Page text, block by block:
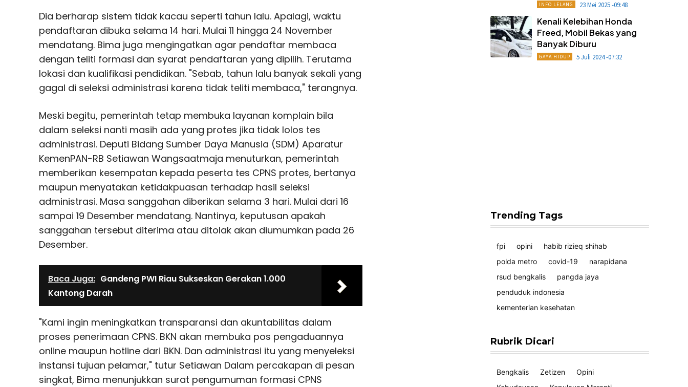
Dia berharap sistem tidak kacau seperti tahun lalu. Apalagi, waktu
pendaftaran dibuka selama 14 hari. Mulai 11 hingga 24 November
mendatang. Bima juga mengingatkan agar pendaftar membaca
dengan teliti formasi dan syarat pendaftaran yang dipilih. Terutama
lokasi dan kualifikasi pendidikan. "Sebab, tahun lalu banyak sekali yang
gagal di seleksi administrasi karena tidak teliti membaca," terangnya.
Meski begitu, pemerintah tetap membuka layanan komplain bila
dalam seleksi nanti masih ada yang protes jika tidak lolos tes
administrasi. Deputi Bidang Sumber Daya Manusia (SDM) Aparatur
KemenPAN-RB Setiawan Wangsaatmaja menuturkan, pemerintah
memberikan kesempatan kepada peserta tes CPNS protes, bertanya
maupun menyatakan ketidakpuasan terhadap hasil seleksi
administrasi. Masa sanggahan diberikan selama 3 hari. Mulai dari 16
sampai 19 Desember mendatang. Nantinya, keputusan apakah
sanggahan tersebut diterima atau ditolak akan diumumkan pada 26
Desember.
Baca Juga: Gandeng PWI Riau Sukseskan Gerakan 1.000
Kantong Darah
"Kami ingin meningkatkan transparansi dan akuntabilitas dalam
proses penerimaan CPNS. BKN akan membuka pos pengaduannya
online maupun hotline dari BKN. Dan administrasi itu yang menyeleksi
instansi tujuan pelamar," tutur Setiawan Dalam percakapan di pesan
singkat, Bima menunjukkan surat pengumuman formasi CPNS
INFO LELANG 23 Mei 2025 -09:48
Kenali Kelebihan Honda
Freed, Mobil Bekas yang
Banyak Diburu
GAYA HIDUP 5 Juli 2024 -07:32
Trending Tags
fpi opini
habib rizieq shihab
polda metro
covid-19
narapidana
rsud bengkalis
pangda jaya
penduduk indonesia
kementerian kesehatan
Rubrik Dicari
Bengkalis Zetizen
Opini